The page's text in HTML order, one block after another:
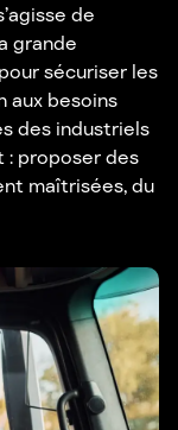
de
grande
sécuriser les
aux besoins
des industriels
: proposer des
maîtrisées, du